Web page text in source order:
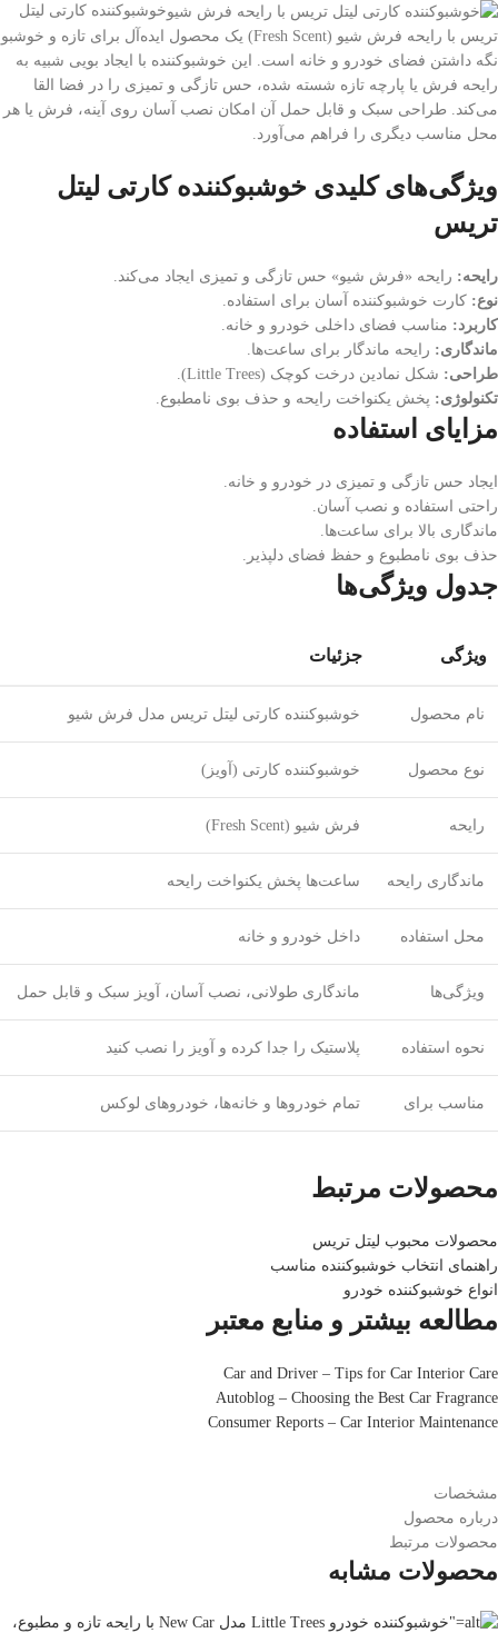
خوشبوکننده کارتی لیتل
تریس با رایحه فرش شیو (Fresh Scent) یک محصول ایده‌آل برای تازه و خوشبو
نگه داشتن فضای خودرو و خانه است. این خوشبوکننده با ایجاد بویی شبیه به
رایحه فرش یا پارچه تازه شسته شده، حس تازگی و تمیزی را در فضا القا
می‌کند. طراحی سبک و قابل حمل آن امکان نصب آسان روی آینه، فرش یا هر
محل مناسب دیگری را فراهم می‌آورد.
ویژگی‌های کلیدی خوشبوکننده کارتی لیتل
تریس
رایحه: رایحه «فرش شیو» حس تازگی و تمیزی ایجاد می‌کند.
نوع: کارت خوشبوکننده آسان برای استفاده.
کاربرد: مناسب فضای داخلی خودرو و خانه.
ماندگاری: رایحه ماندگار برای ساعت‌ها.
طراحی: شکل نمادین درخت کوچک (Little Trees).
تکنولوژی: پخش یکنواخت رایحه و حذف بوی نامطبوع.
مزایای استفاده
ایجاد حس تازگی و تمیزی در خودرو و خانه.
راحتی استفاده و نصب آسان.
ماندگاری بالا برای ساعت‌ها.
حذف بوی نامطبوع و حفظ فضای دلپذیر.
جدول ویژگی‌ها
ویژگی جزئیات
نام محصول خوشبوکننده کارتی لیتل تریس مدل فرش شیو
نوع محصول خوشبوکننده کارتی (آویز)
رایحه فرش شیو (Fresh Scent)
ماندگاری رایحه ساعت‌ها پخش یکنواخت رایحه
محل استفاده داخل خودرو و خانه
ویژگی‌ها ماندگاری طولانی، نصب آسان، آویز سبک و قابل حمل
نحوه استفاده پلاستیک را جدا کرده و آویز را نصب کنید
مناسب برای تمام خودروها و خانه‌ها، خودروهای لوکس
محصولات مرتبط
محصولات محبوب لیتل تریس
راهنمای انتخاب خوشبوکننده مناسب
انواع خوشبوکننده خودرو
مطالعه بیشتر و منابع معتبر
Car and Driver – Tips for Car Interior Care
Autoblog – Choosing the Best Car Fragrance
Consumer Reports – Car Interior Maintenance
مشخصات
درباره محصول
محصولات مرتبط
محصولات مشابه